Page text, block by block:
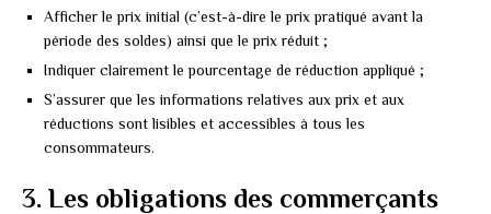
Afficher le prix initial (c’est-à-dire le prix pratiqué avant la
période des soldes) ainsi que le prix réduit ;
Indiquer clairement le pourcentage de réduction appliqué ;
S’assurer que les informations relatives aux prix et aux
réductions sont lisibles et accessibles à tous les
consommateurs.
3. Les obligations des commerçants